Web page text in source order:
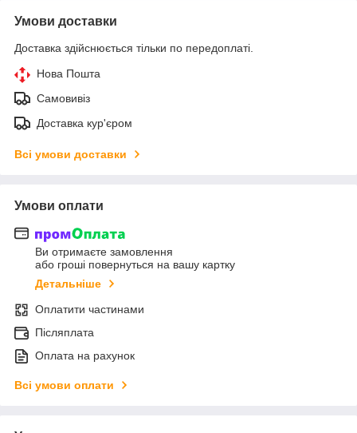
Умови доставки
Доставка здійснюється тільки по передоплаті.
Нова Пошта
Самовивіз
Доставка кур'єром
Всі умови доставки
Умови оплати
Ви отримаєте замовлення
або гроші повернуться на вашу картку
Детальніше
Оплатити частинами
Післяплата
Оплата на рахунок
Всі умови оплати